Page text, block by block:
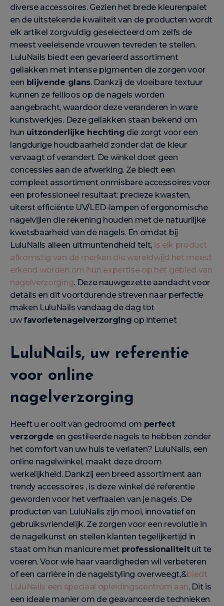
diverse accessoires. Gezien het brede kleurenpalet
en de uitstekende kwaliteit van de producten wordt
elk artikel zorgvuldig geselecteerd om zelfs de
meest veeleisende vrouwen tevreden te stellen.
LuluNails biedt een gevarieerd assortiment
gellakken met intense pigmenten die zorgen voor
een blijvende glans. Dankzij de vloeibare textuur
kunnen ze feilloos op de nagels worden
aangebracht, waardoor deze veranderen in ware
kunstwerkjes. Deze gellakken staan bekend om
hun uitzonderlijke hechting die zorgt voor een
langdurige houdbaarheid zonder dat de kleur
vervaagt of verandert. De winkel doet geen
concessies aan de afwerking. Ze biedt een
compleet assortiment onmisbare accessoires voor
een professioneel resultaat: precieze kwasten,
uiterst efficiënte UV/LED-lampen of ergonomische
nagelvijlen die rekening houden met de natuurlijke
kwetsbaarheid van de nagels. En omdat bij
LuluNails alleen uitmuntendheid telt, is elk product
afkomstig van de merken die wereldwijd het meest
erkend worden om hun expertise op het gebied van
nagelverzorging. Deze nauwgezette aandacht voor
details en dit voortdurende streven naar perfectie
maken LuluNails vandaag de dag tot
uwfavorietenagelverzorging op internet
LuluNails, uw referentie
voor online
nagelverzorging
Heeft u er ooit van gedroomd om perfect
verzorgde en gestileerde nagels te hebben zonder
het comfort van uw huis te verlaten? LuluNails, een
online nagelwinkel, maakt deze droom
werkelijkheid. Dankzij een breed assortiment aan
trendy accessoires , is deze winkel dé referentie
geworden voor het verfraaien van je nagels. De
producten van LuluNails zijn mooi, innovatief en
gebruiksvriendelijk. Ze zorgen voor een revolutie in
de nagelkunst en stellen klanten tegelijkertijd in
staat om hun manicure met professionaliteituit te
voeren. Voor wie haar vaardigheden wil verbeteren
of een carrière in de nagelstyling overweegt,&biedt
LuluNails een speciaal opleidingscentrum aan. Dit is
een ideale manier om de geavanceerde technieken